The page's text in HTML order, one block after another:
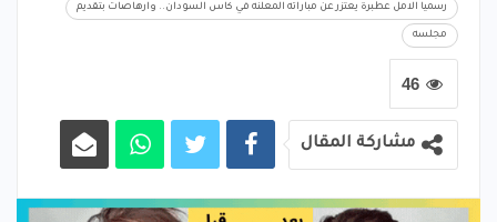
رسميا الامل عطبرة يعتزر عن مباراته المعلنه في كاس السودان.. وارهاصات بتقديم
مجلسه
46
مشاركة المقال